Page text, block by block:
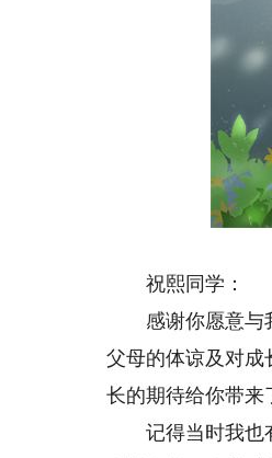
祝熙同学：
感谢你愿意与我
父母的体谅及对成
长的期待给你带来
记得当时我也有